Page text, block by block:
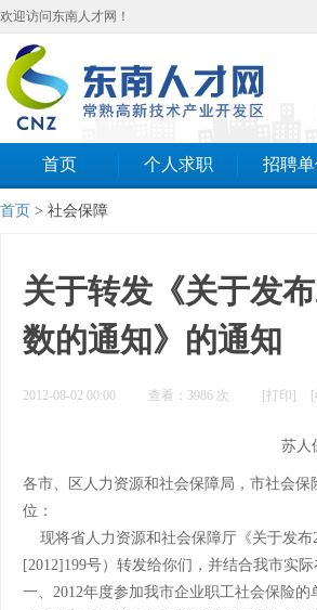
欢迎访问东南人才网！
首页 个人求职 招聘
首页 > 社会保障
关于转发《关于发
数的通知》的通知
2012-08-02 00:00 查看： 3986 次 [打印]
苏人
各市、区人力资源和社会保障局，市社会
位：
现将省人力资源和社会保障厅《关于发布
[2012]199号）转发给你们，并结合我市实
一、2012年度参加我市企业职工社会保险